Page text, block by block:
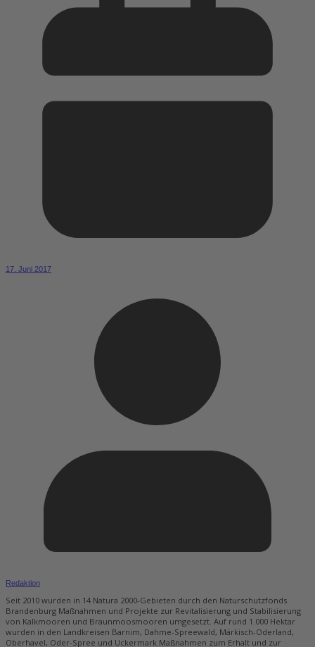
17. Juni 2017
Redaktion
Seit 2010 wurden in 14 Natura 2000-Gebieten durch den Naturschutzfonds
Brandenburg Maßnahmen und Projekte zur Revitalisierung und Stabilisierung
von Kalkmooren und Braunmoosmooren umgesetzt. Auf rund 1.000 Hektar
wurden in den Landkreisen Barnim, Dahme-Spreewald, Märkisch-Oderland,
Oberhavel, Oder-Spree und Uckermark Maßnahmen zum Erhalt und zur